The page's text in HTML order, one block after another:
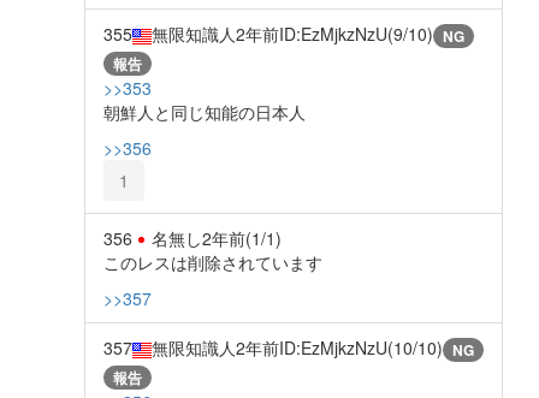
355 無限知識人2年前ID:EzMjkzNzU(9/10) NG
報告
>>353
朝鮮人と同じ知能の日本人
>>356
1
356 名無し2年前(1/1)
このレスは削除されています
>>357
357 無限知識人2年前ID:EzMjkzNzU(10/10) NG
報告